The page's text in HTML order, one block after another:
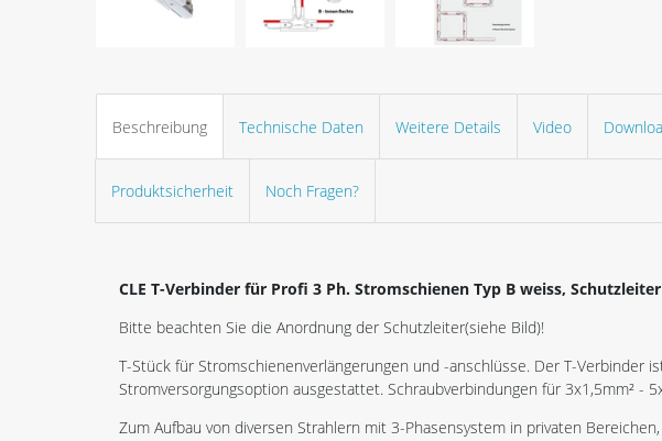
Beschreibung Technische Daten Weitere Details Video
Produktsicherheit Noch Fragen?
CLE T-Verbinder für Profi 3 Ph. Stromschienen Typ B weiss,
Bitte beachten Sie die Anordnung der Schutzleiter(siehe Bild)!
T-Stück für Stromschienenverlängerungen und -anschlüsse. Der T-Verbinder
Stromversorgungsoption ausgestattet. Schraubverbindungen für 3x1,5mm² -
Zum Aufbau von diversen Strahlern mit 3-Phasensystem in privaten